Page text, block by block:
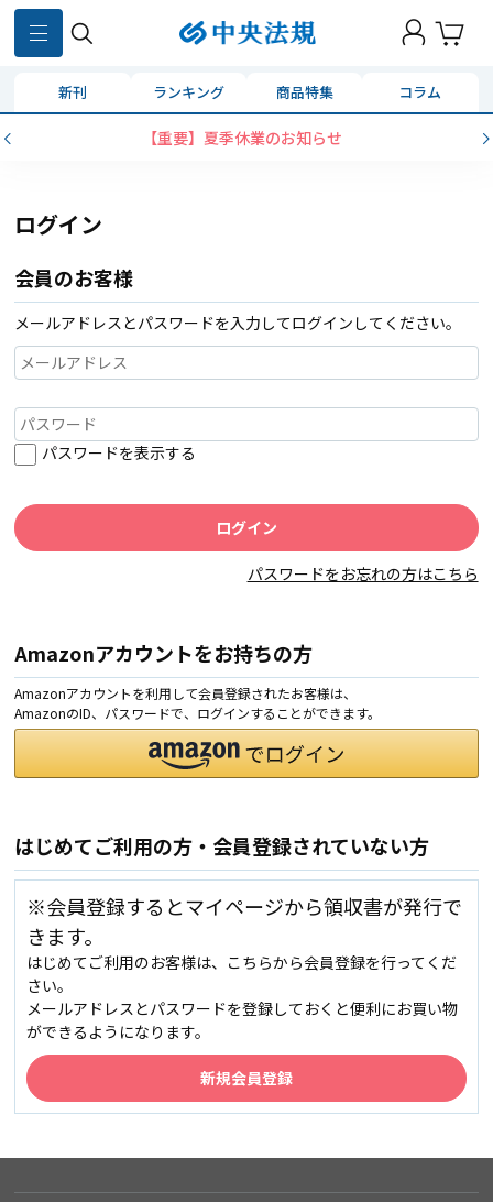
新刊 ランキング 商品特集 コラム
【重要】夏季休業のお知らせ
ログイン
会員のお客様
メールアドレスとパスワードを入力してログインしてください。
パスワードを表示する
パスワードをお忘れの方はこちら
Amazonアカウントをお持ちの方
Amazonアカウントを利用して会員登録されたお客様は、
AmazonのID、パスワードで、ログインすることができます。
はじめてご利用の方・会員登録されていない方
※会員登録するとマイページから領収書が発行で
きます。
はじめてご利用のお客様は、こちらから会員登録を行ってくだ
さい。
メールアドレスとパスワードを登録しておくと便利にお買い物
ができるようになります。